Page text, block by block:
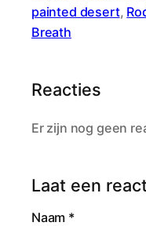
painted desert,
Breath
Reacties
Er zijn nog geen
Laat een
Naam *